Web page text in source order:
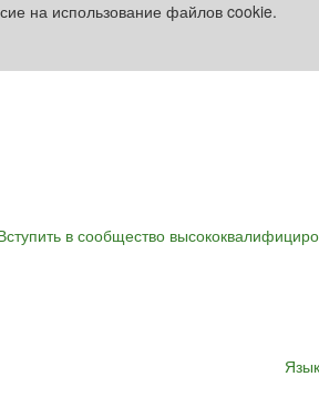
на использование файлов cookie.
в сообщество
Язык